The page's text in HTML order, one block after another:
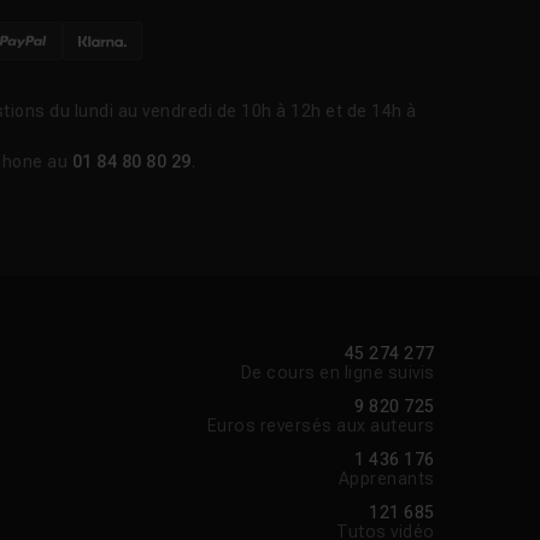
du lundi au vendredi de 10h à 12h et de 14h à
au 01 84 80 80 29.
45 274 277
De cours en ligne suivis
9 820 725
Euros reversés aux auteurs
1 436 176
Apprenants
121 685
Tutos vidéo